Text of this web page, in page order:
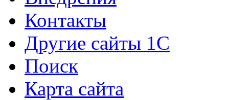
Контакты
Другие сайты 1С
Поиск
Карта сайта